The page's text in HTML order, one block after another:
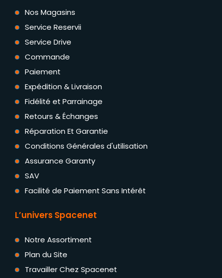
Nos Magasins
Service Reservii
Service Drive
Commande
Paiement
Expédition & Livraison
Fidélité et Parrainage
Retours & Échanges
Réparation Et Garantie
Conditions Générales d'utilisation
Assurance Garanty
SAV
Facilité de Paiement Sans Intérêt
L’univers Spacenet
Notre Assortiment
Plan du Site
Travailler Chez Spacenet